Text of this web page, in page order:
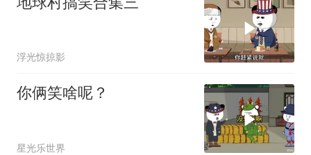
浮光惊掠影
你俩笑啥呢？
星光乐世界